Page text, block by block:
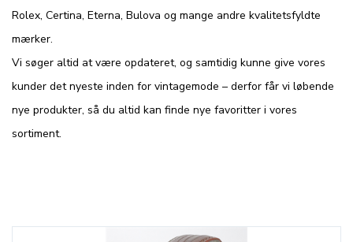
Rolex, Certina, Eterna, Bulova og mange andre kvalitetsfyldte
mærker.
Vi søger altid at være opdateret, og samtidig kunne give vores
kunder det nyeste inden for vintagemode – derfor får vi løbende
nye produkter, så du altid kan finde nye favoritter i vores
sortiment.